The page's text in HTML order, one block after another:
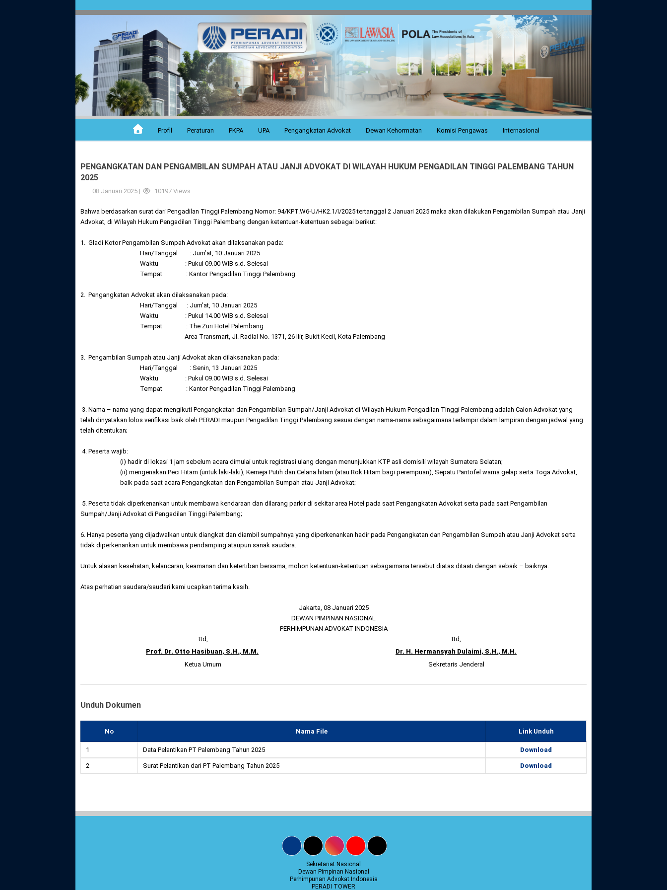
Profil Peraturan PKPA UPA Pengangkatan Advokat Dewan Kehormatan Komisi Pengawas Internasional
PENGANGKATAN DAN PENGAMBILAN SUMPAH ATAU JANJI ADVOKAT DI WILAYAH HUKUM PENGADILAN TINGGI PALEMBANG TAHUN
2025
08 Januari 2025 | 10197 Views
Bahwa berdasarkan surat dari Pengadilan Tinggi Palembang Nomor: 94/KPT.W6-U/HK2.1/I/2025 tertanggal 2 Januari 2025 maka akan dilakukan Pengambilan Sumpah atau Janji
Advokat, di Wilayah Hukum Pengadilan Tinggi Palembang dengan ketentuan-ketentuan sebagai berikut:
1. Gladi Kotor Pengambilan Sumpah Advokat akan dilaksanakan pada:
Hari/Tanggal : Jum’at, 10 Januari 2025
Waktu : Pukul 09.00 WIB s.d. Selesai
Tempat : Kantor Pengadilan Tinggi Palembang
2. Pengangkatan Advokat akan dilaksanakan pada:
Hari/Tanggal : Jum’at, 10 Januari 2025
Waktu : Pukul 14.00 WIB s.d. Selesai
Tempat : The Zuri Hotel Palembang
Area Transmart, Jl. Radial No. 1371, 26 Ilir, Bukit Kecil, Kota Palembang
3. Pengambilan Sumpah atau Janji Advokat akan dilaksanakan pada:
Hari/Tanggal : Senin, 13 Januari 2025
Waktu : Pukul 09.00 WIB s.d. Selesai
Tempat : Kantor Pengadilan Tinggi Palembang
3. Nama – nama yang dapat mengikuti Pengangkatan dan Pengambilan Sumpah/Janji Advokat di Wilayah Hukum Pengadilan Tinggi Palembang adalah Calon Advokat yang
telah dinyatakan lolos verifikasi baik oleh PERADI maupun Pengadilan Tinggi Palembang sesuai dengan nama-nama sebagaimana terlampir dalam lampiran dengan jadwal yang
telah ditentukan;
4. Peserta wajib:
(i) hadir di lokasi 1 jam sebelum acara dimulai untuk registrasi ulang dengan menunjukkan KTP asli domisili wilayah Sumatera Selatan;
(ii) mengenakan Peci Hitam (untuk laki-laki), Kemeja Putih dan Celana hitam (atau Rok Hitam bagi perempuan), Sepatu Pantofel warna gelap serta Toga Advokat,
baik pada saat acara Pengangkatan dan Pengambilan Sumpah atau Janji Advokat;
5. Peserta tidak diperkenankan untuk membawa kendaraan dan dilarang parkir di sekitar area Hotel pada saat Pengangkatan Advokat serta pada saat Pengambilan
Sumpah/Janji Advokat di Pengadilan Tinggi Palembang;
6. Hanya peserta yang dijadwalkan untuk diangkat dan diambil sumpahnya yang diperkenankan hadir pada Pengangkatan dan Pengambilan Sumpah atau Janji Advokat serta
tidak diperkenankan untuk membawa pendamping ataupun sanak saudara.
Untuk alasan kesehatan, kelancaran, keamanan dan ketertiban bersama, mohon ketentuan-ketentuan sebagaimana tersebut diatas ditaati dengan sebaik – baiknya.
Atas perhatian saudara/saudari kami ucapkan terima kasih.
Jakarta, 08 Januari 2025
DEWAN PIMPINAN NASIONAL
PERHIMPUNAN ADVOKAT INDONESIA
ttd,
ttd,
Prof. Dr. Otto Hasibuan, S.H., M.M.
Dr. H. Hermansyah Dulaimi, S.H., M.H.
Ketua Umum
Sekretaris Jenderal
Unduh Dokumen
No Nama File Link Unduh
1 Data Pelantikan PT Palembang Tahun 2025 Download
2 Surat Pelantikan dari PT Palembang Tahun 2025 Download
Sekretariat Nasional
Dewan Pimpinan Nasional
Perhimpunan Advokat Indonesia
PERADI TOWER